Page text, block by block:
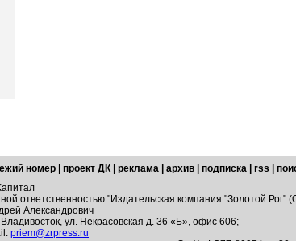
номер проект ДК реклама архив подписка rss
ответственностью "Издательская компания "Золотой
Александрович
ул. Некрасовская д. 36 «Б», офис 606;
priem@zrpress.ru